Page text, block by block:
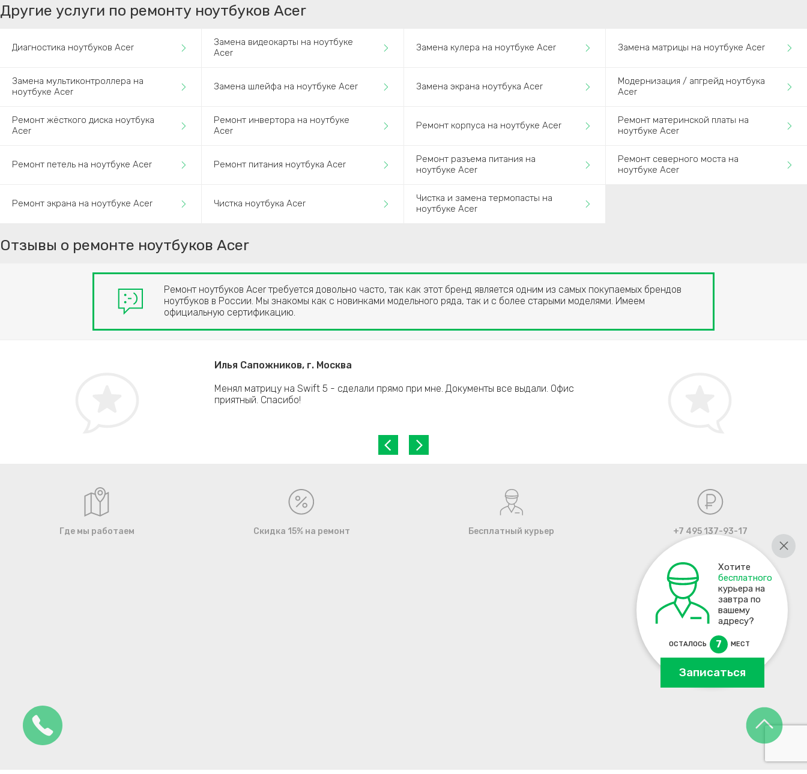
Хотите
бесплатного
курьера на
завтра по
вашему
адресу?
ОСТАЛОСЬ 7 МЕСТ
Записаться
Другие услуги по ремонту ноутбуков Acer
Диагностика ноутбуков Acer
Замена видеокарты на ноутбуке
Acer
Замена кулера на ноутбуке Acer Замена матрицы на ноутбуке Acer
Замена мультиконтроллера на
ноутбуке Acer
Замена шлейфа на ноутбуке Acer Замена экрана ноутбука Acer
Модернизация / апгрейд ноутбука
Acer
Ремонт жёсткого диска ноутбука
Acer
Ремонт инвертора на ноутбуке
Acer
Ремонт корпуса на ноутбуке Acer
Ремонт материнской платы на
ноутбуке Acer
Ремонт петель на ноутбуке Acer Ремонт питания ноутбука Acer
Ремонт разъема питания на
ноутбуке Acer
Ремонт северного моста на
ноутбуке Acer
Ремонт экрана на ноутбуке Acer Чистка ноутбука Acer
Чистка и замена термопасты на
ноутбуке Acer
Отзывы о ремонте ноутбуков Acer
Ремонт ноутбуков Acer требуется довольно часто, так как этот бренд является одним из самых покупаемых брендов
ноутбуков в России. Мы знакомы как с новинками модельного ряда, так и с более старыми моделями. Имеем
официальную сертификацию.
Илья Сапожников, г. Москва
Менял матрицу на Swift 5 - сделали прямо при мне. Документы все выдали. Офис
приятный. Спасибо!
Где мы работаем Скидка 15% на ремонт Бесплатный курьер +7 495 137-93-17